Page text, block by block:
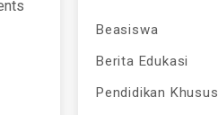
Beasiswa
Berita Edukasi
Pendidikan Khusus